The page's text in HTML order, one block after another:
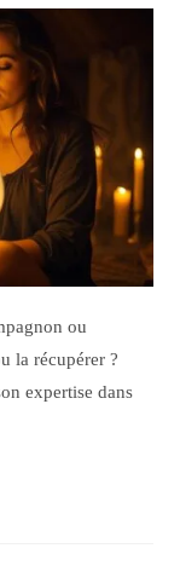
ou
la récupérer ?
expertise dans